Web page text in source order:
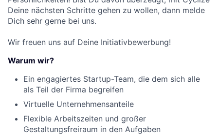
Deine nächsten Schritte gehen zu wollen, dann melde
Dich sehr gerne bei uns.
Wir freuen uns auf Deine Initiativbewerbung!
Warum wir?
Ein engagiertes Startup-Team, die dem sich alle
als Teil der Firma begreifen
Virtuelle Unternehmensanteile
Flexible Arbeitszeiten und großer
Gestaltungsfreiraum in den Aufgaben